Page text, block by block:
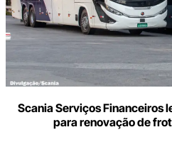
Scania Serviços Financeiros
para renovação de